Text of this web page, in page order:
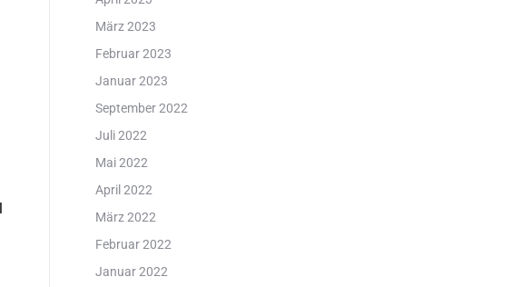
März 2023
Februar 2023
Januar 2023
September 2022
Juli 2022
Mai 2022
April 2022
März 2022
Februar 2022
Januar 2022